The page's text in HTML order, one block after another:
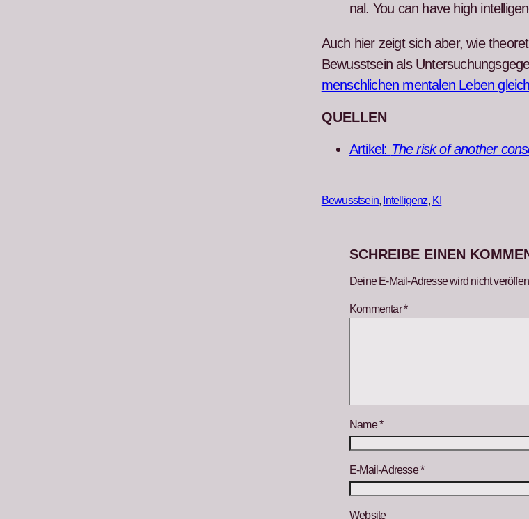
nal. You can have high
Auch hier zeigt sich aber, wie
Bewusst­sein als
men­schlichen men­tal­en Leben
QUELLEN
Artikel: The risk of anoth­er
Bewusstsein, Intelligenz, KI
SCHREIBE EINEN
Deine E-Mail-Adresse wird nicht
Kommentar*
Name*
E-Mail-Adresse*
Website